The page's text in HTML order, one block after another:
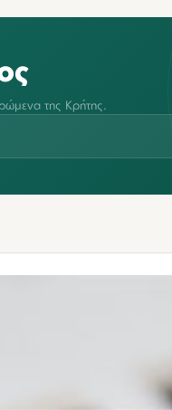
της Κρήτης.